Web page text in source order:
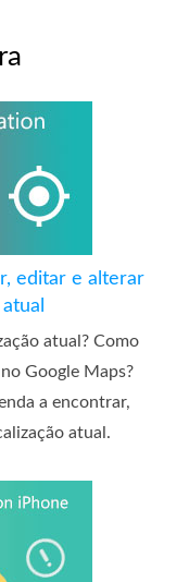
editar e alterar
atual? Como
Google Maps?
a encontrar,
atual.